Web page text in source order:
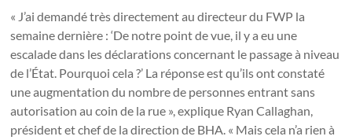
« J’ai demandé très directement au directeur du FWP la
semaine dernière : ‘De notre point de vue, il y a eu une
escalade dans les déclarations concernant le passage à niveau
de l’État. Pourquoi cela ?’ La réponse est qu’ils ont constaté
une augmentation du nombre de personnes entrant sans
autorisation au coin de la rue », explique Ryan Callaghan,
président et chef de la direction de BHA. « Mais cela n’a rien à